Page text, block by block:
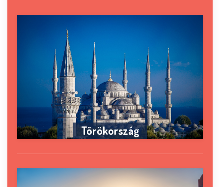
Törökország